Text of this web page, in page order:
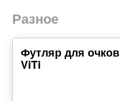
Разное
Футляр для очков
ViTi